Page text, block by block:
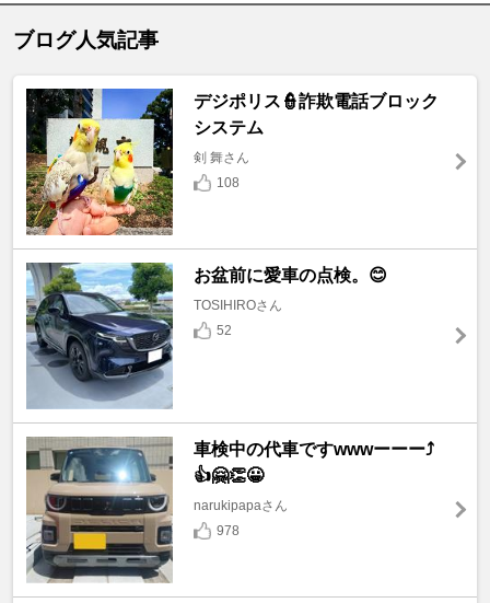
ブログ人気記事
デジポリス👮詐欺電話ブロック
システム
剣 舞さん
108
お盆前に愛車の点検。😊
TOSIHIROさん
52
車検中の代車ですwwwーーー⤴️
👍🤗👏😀
narukipapaさん
978